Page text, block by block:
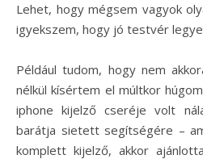
Lehet, hogy mégsem vagyok
igyekszem, hogy jó testvér
Például tudom, hogy nem
nélkül kísértem el múltkor
iphone kijelző cseréje volt
barátja sietett segítségére –
komplett kijelző, akkor